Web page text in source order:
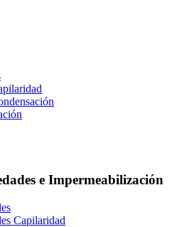
e Impermeabilización
Capilaridad